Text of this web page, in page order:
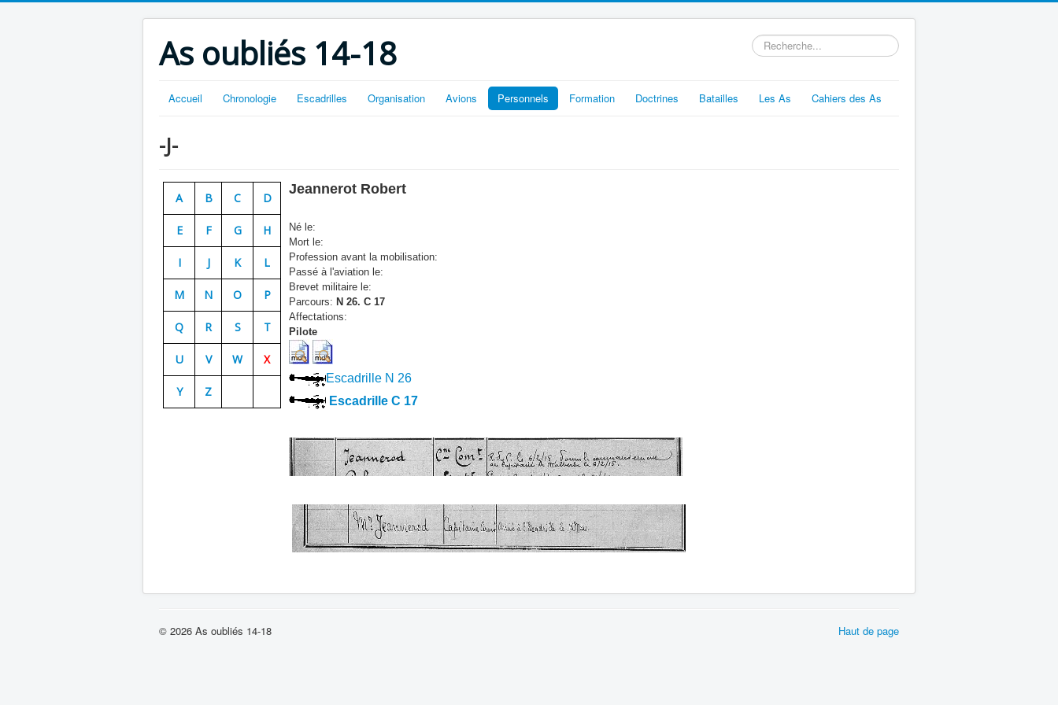
As oubliés 14-18 Rechercher
Accueil Chronologie Escadrilles Organisation Avions Personnels Formation Doctrines Batailles Les As Cahiers des As
-J-
A B C D
E F G H
I J K L
M N O P
Q R S T
U V W X
Y Z
Jeannerot Robert
Né le:
Mort le:
Profession avant la mobilisation:
Passé à l'aviation le:
Brevet militaire le:
Parcours: N 26. C 17
Affectations:
Pilote
Escadrille N 26
Escadrille C 17
Haut de page
© 2026 As oubliés 14-18